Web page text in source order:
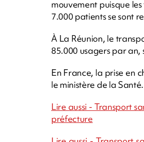
mouvement puisque
7.000 patients se sont
À La Réunion, le
85.000 usagers par an,
En France, la prise en
le ministère de la Santé.
Lire aussi - Transport
préfecture